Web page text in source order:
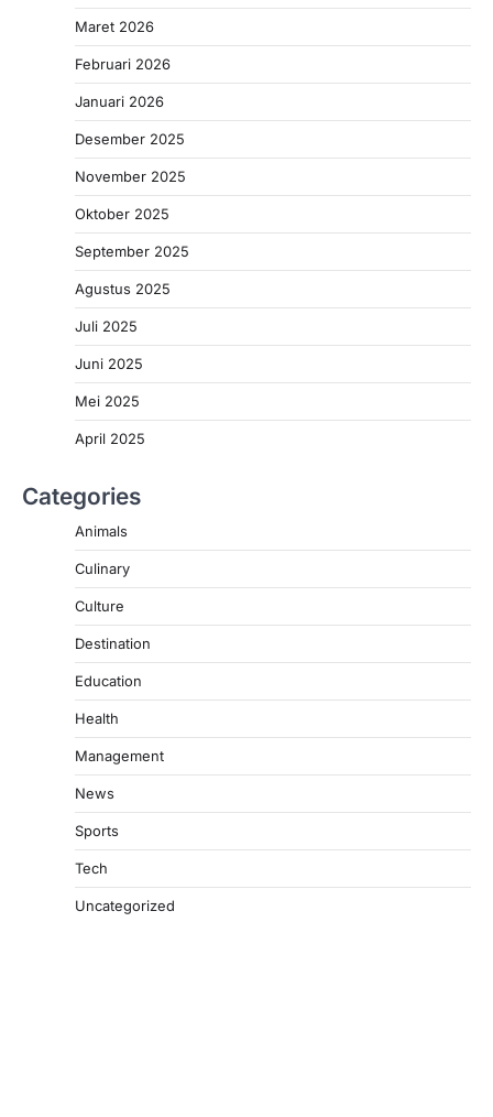
Maret 2026
Februari 2026
Januari 2026
Desember 2025
November 2025
Oktober 2025
September 2025
Agustus 2025
Juli 2025
Juni 2025
Mei 2025
April 2025
Categories
Animals
Culinary
Culture
Destination
Education
Health
Management
News
Sports
Tech
Uncategorized